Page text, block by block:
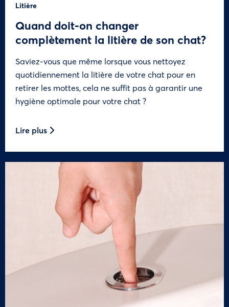
Litière
Quand doit-on changer
complètement la litière de son chat?
Saviez-vous que même lorsque vous nettoyez
quotidiennement la litière de votre chat pour en
retirer les mottes, cela ne suffit pas à garantir une
hygiène optimale pour votre chat ?
Lire plus